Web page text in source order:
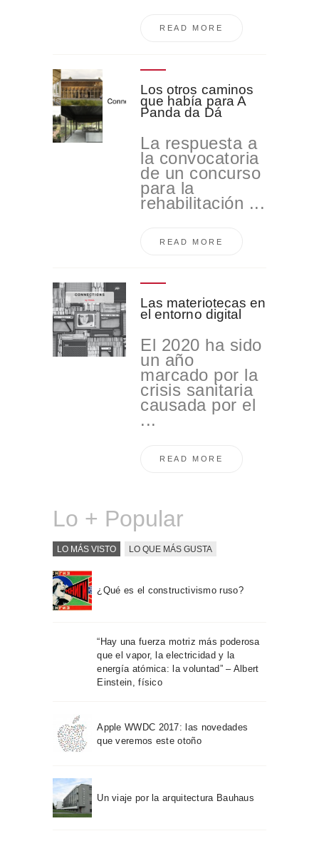
READ MORE
Los otros caminos
que había para A
Panda da Dá
La respuesta a
la convocatoria
de un concurso
para la
rehabilitación ...
READ MORE
Las materiotecas en
el entorno digital
El 2020 ha sido
un año
marcado por la
crisis sanitaria
causada por el
...
READ MORE
Lo + Popular
LO MÁS VISTO LO QUE MÁS GUSTA
¿Qué es el constructivismo ruso?
“Hay una fuerza motriz más poderosa
que el vapor, la electricidad y la
energía atómica: la voluntad” – Albert
Einstein, físico
Apple WWDC 2017: las novedades
que veremos este otoño
Un viaje por la arquitectura Bauhaus